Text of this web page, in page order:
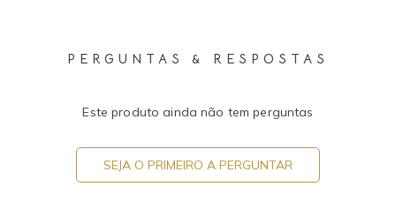
PERGUNTAS & RESPOSTAS
Este produto ainda não tem perguntas
SEJA O PRIMEIRO A PERGUNTAR